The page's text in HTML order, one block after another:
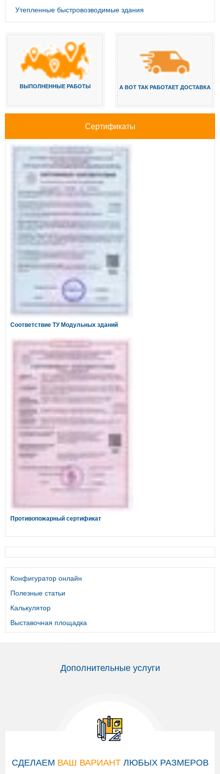
Утепленные быстровозводимые здания
ВЫПОЛНЕННЫЕ РАБОТЫ А ВОТ ТАК РАБОТАЕТ ДОСТАВКА
Сертификаты
Соответствие ТУ Модульных зданий
Противопожарный сертификат
Конфигуратор онлайн
Полезные статьи
Калькулятор
Выставочная площадка
Дополнительные услуги
СДЕЛАЕМ ВАШ ВАРИАНТЛЮБЫХ РАЗМЕРОВ